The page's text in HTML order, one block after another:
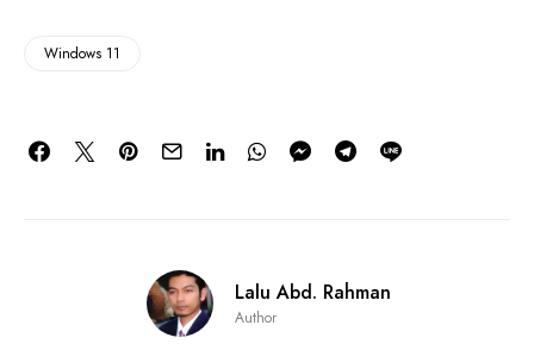
Windows 11
Lalu Abd. Rahman
Author